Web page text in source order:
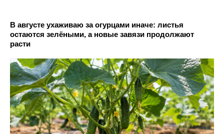
В августе ухаживаю за огурцами иначе: листья
остаются зелёными, а новые завязи продолжают
расти